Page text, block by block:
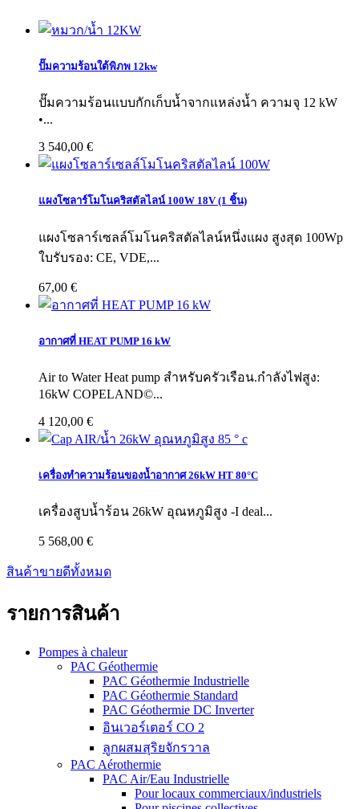
ปั๊มความร้อนใต้พิภพ 12kw
ปั๊มความร้อนแบบกักเก็บน้ำจากแหล่งน้ำ ความจุ 12 kW
•...
3 540,00 €
แผงโซลาร์โมโนคริสตัลไลน์ 100W 18V (1 ชิ้น)
แผงโซลาร์เซลล์โมโนคริสตัลไลน์หนึ่งแผง สูงสุด 100Wp
ใบรับรอง: CE, VDE,...
67,00 €
อากาศที่ HEAT PUMP 16 kW
Air to Water Heat pump สำหรับครัวเรือน.กำลังไฟสูง:
16kW COPELAND©...
4 120,00 €
เครื่องทำความร้อนของน้ำอากาศ 26kW HT 80°C
เครื่องสูบน้ำร้อน 26kW อุณหภูมิสูง -I deal...
5 568,00 €
สินค้าขายดีทั้งหมด
รายการสินค้า
Pompes à chaleur
PAC Géothermie
PAC Géothermie Industrielle
PAC Géothermie Standard
PAC Géothermie DC Inverter
อินเวอร์เตอร์ CO 2
ลูกผสมสุริยจักรวาล
PAC Aérothermie
PAC Air/Eau Industrielle
Pour locaux commerciaux/industriels